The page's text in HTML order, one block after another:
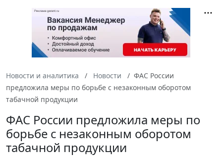
Новости и аналитика Новости
ФАС России
предложила меры по борьбе с незаконным оборотом
табачной продукции
ФАС России предложила меры по
борьбе с незаконным оборотом
табачной продукции